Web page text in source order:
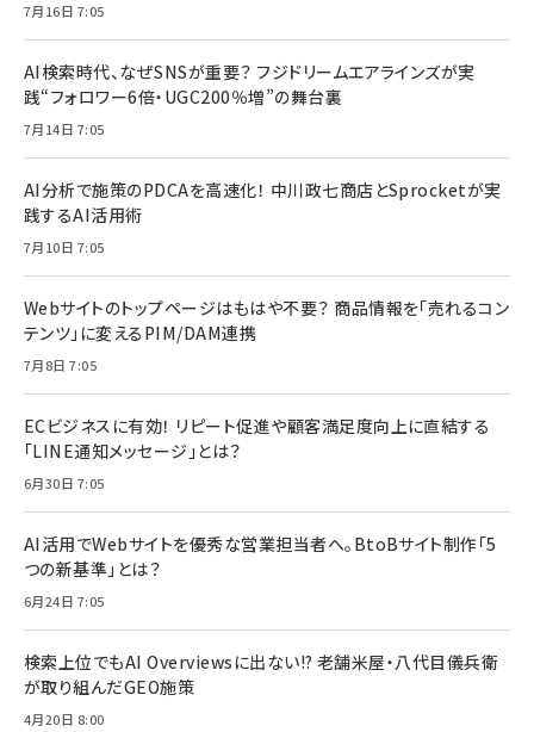
7月16日 7:05
AI検索時代、なぜSNSが重要？ フジドリームエアラインズが実
践“フォロワー6倍・UGC200％増”の舞台裏
7月14日 7:05
AI分析で施策のPDCAを高速化！ 中川政七商店とSprocketが実
践するAI活用術
7月10日 7:05
Webサイトのトップページはもはや不要？ 商品情報を「売れるコン
テンツ」に変えるPIM/DAM連携
7月8日 7:05
ECビジネスに有効！ リピート促進や顧客満足度向上に直結する
「LINE通知メッセージ」とは？
6月30日 7:05
AI活用でWebサイトを優秀な営業担当者へ。BtoBサイト制作「5
つの新基準」とは？
6月24日 7:05
検索上位でもAI Overviewsに出ない!? 老舗米屋・八代目儀兵衛
が取り組んだGEO施策
4月20日 8:00